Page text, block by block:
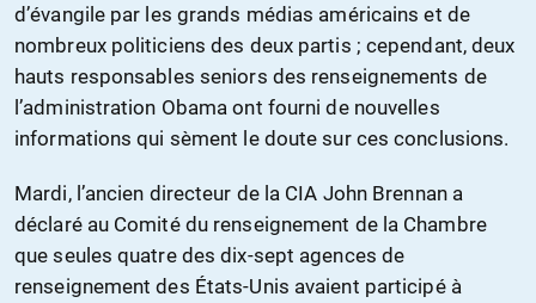
d’évangile par les grands médias américains et de
nombreux politiciens des deux partis ; cependant, deux
hauts responsables seniors des renseignements de
l’administration Obama ont fourni de nouvelles
informations qui sèment le doute sur ces conclusions.
Mardi, l’ancien directeur de la CIA John Brennan a
déclaré au Comité du renseignement de la Chambre
que seules quatre des dix-sept agences de
renseignement des États-Unis avaient participé à